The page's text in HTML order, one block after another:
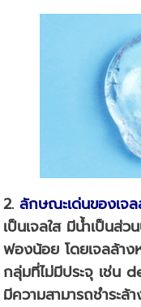
2.ลักษณะเด่นของเจ
เป็นเจลใส มีน้ำเป็นส่
ฟองน้อย โดยเจลล้า
กลุ่มที่ไม่มีประจุ เช่น
มีความสามารถชำระ